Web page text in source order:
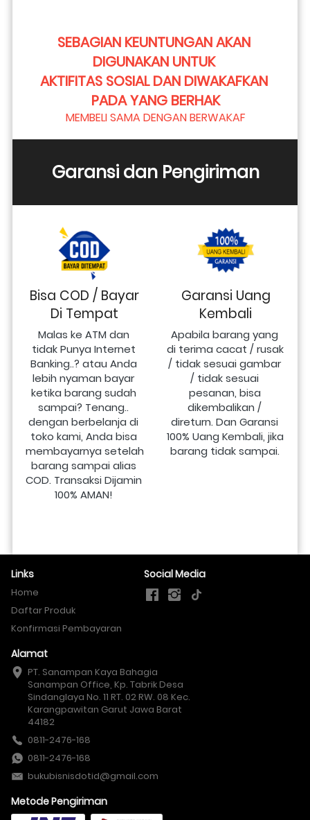
SEBAGIAN KEUNTUNGAN AKAN
DIGUNAKAN UNTUK
AKTIFITAS SOSIAL DAN DIWAKAFKAN
PADA YANG BERHAK
MEMBELI SAMA DENGAN BERWAKAF
Garansi dan Pengiriman
Bisa COD / Bayar
Di Tempat
Malas ke ATM dan
tidak Punya Internet
Banking..? atau Anda
lebih nyaman bayar
ketika barang sudah
sampai? Tenang..
dengan berbelanja di
toko kami, Anda bisa
membayarnya setelah
barang sampai alias
COD. Transaksi Dijamin
100% AMAN!
Garansi Uang
Kembali
Apabila barang yang
di terima cacat / rusak
/ tidak sesuai gambar
/ tidak sesuai
pesanan, bisa
dikembalikan /
direturn. Dan Garansi
100% Uang Kembali, jika
barang tidak sampai.
Links
Home
Daftar Produk
Konfirmasi Pembayaran
Social Media
Alamat
PT. Sanampan Kaya Bahagia
Sanampan Office, Kp. Tabrik Desa
Sindanglaya No. 11 RT. 02 RW. 08 Kec.
Karangpawitan Garut Jawa Barat
44182
0811-2476-168
0811-2476-168
bukubisnisdotid@gmail.com
Metode Pengiriman